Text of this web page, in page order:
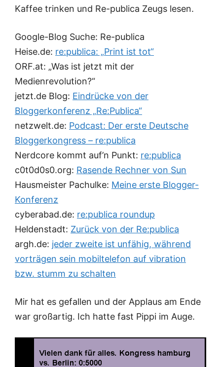
Kaffee trinken und Re-publica Zeugs lesen.
Google-Blog Suche: Re-publica
Heise.de: re:publica: „Print ist tot“
ORF.at: „Was ist jetzt mit der
Medienrevolution?“
jetzt.de Blog: Eindrücke von der
Bloggerkonferenz „Re:Publica“
netzwelt.de: Podcast: Der erste Deutsche
Bloggerkongress – re:publica
Nerdcore kommt auf’n Punkt: re:publica
c0t0d0s0.org: Rasende Rechner von Sun
Hausmeister Pachulke: Meine erste Blogger-
Konferenz
cyberabad.de: re:publica roundup
Heldenstadt: Zurück von der Re:publica
argh.de: jeder zweite ist unfähig, während
vorträgen sein mobiltelefon auf vibration
bzw. stumm zu schalten
Mir hat es gefallen und der Applaus am Ende
war großartig. Ich hatte fast Pippi im Auge.